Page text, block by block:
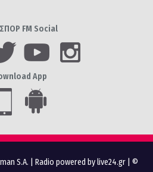
FM Social
App
S.A. Radio powered by live24.gr | ©